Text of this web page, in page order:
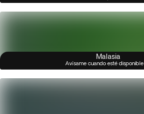
Malasia
Avísame cuando esté disponible